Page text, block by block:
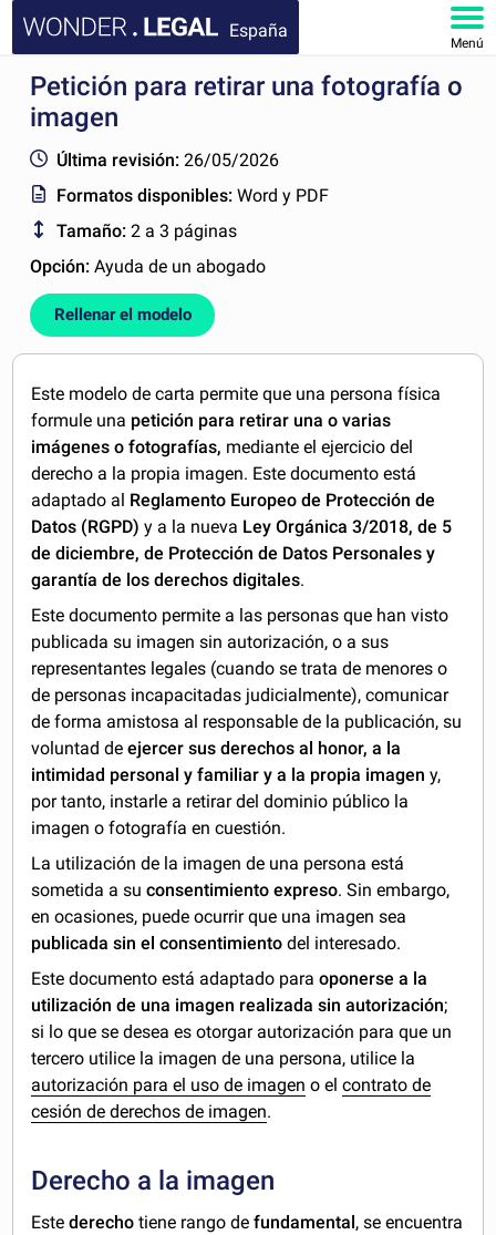
España
Menú
INICIO
FAQ
MI CUENTA
Petición para retirar una fotografía o
imagen
Última revisión: 26/05/2026
Formatos disponibles:Word y PDF
Tamaño: 2 a 3 páginas
Opción:Ayuda de un abogado
Rellenar el modelo
Este modelo de carta permite que una persona física
formule una petición para retirar una o varias
imágenes o fotografías, mediante el ejercicio del
derecho a la propia imagen. Este documento está
adaptado al Reglamento Europeo de Protección de
Datos (RGPD) y a la nueva Ley Orgánica 3/2018, de 5
de diciembre, de Protección de Datos Personales y
garantía de los derechos digitales.
Este documento permite a las personas que han visto
publicada su imagen sin autorización, o a sus
representantes legales (cuando se trata de menores o
de personas incapacitadas judicialmente), comunicar
de forma amistosa al responsable de la publicación, su
voluntad de ejercer sus derechos al honor, a la
intimidad personal y familiar y a la propia imagen y,
por tanto, instarle a retirar del dominio público la
imagen o fotografía en cuestión.
La utilización de la imagen de una persona está
sometida a suconsentimiento expreso. Sin embargo,
en ocasiones, puede ocurrir que una imagen sea
publicada sin el consentimiento del interesado.
Este documento está adaptado paraoponerse a la
utilización de una imagen realizada sin autorización;
si lo que se desea es otorgar autorización para que un
tercero utilice la imagen de una persona, utilice la
autorización para el uso de imagen o elcontrato de
cesión de derechos de imagen.
Derecho a la imagen
Estederecho tiene rango defundamental , se encuentra